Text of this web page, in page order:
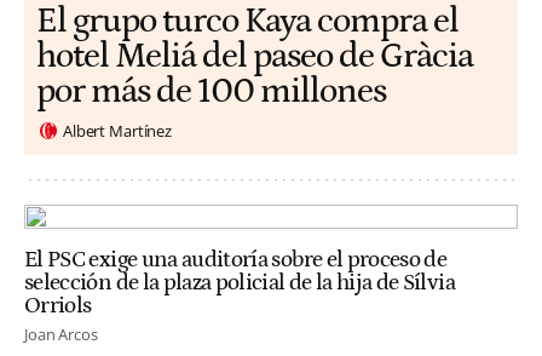
El grupo turco Kaya compra el
hotel Meliá del paseo de Gràcia
por más de 100 millones
Albert Martínez
El PSC exige una auditoría sobre el proceso de
selección de la plaza policial de la hija de Sílvia
Orriols
Joan Arcos